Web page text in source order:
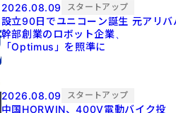
2026.08.09 スタートアップ
設立90日でユニコーン誕生 元アリババ
幹部創業のロボット企業、
「Optimus」を照準に
2026.08.09 スタートアップ
中国HORWIN、400V電動バイク投